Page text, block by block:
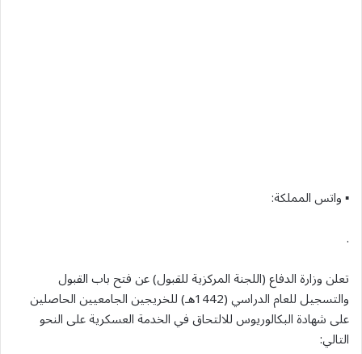
▪︎ واتس المملكة:
.
تعلن وزارة الدفاع (اللجنة المركزية للقبول) عن فتح باب القبول
والتسجيل للعام الدراسي (1442هـ) للخريجين الجامعيين الحاصلين
على شهادة البكالوريوس للالتحاق في الخدمة العسكرية على النحو
التالي: